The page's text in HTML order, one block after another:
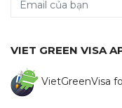
VIET GREEN VISA
VietGreenVisa